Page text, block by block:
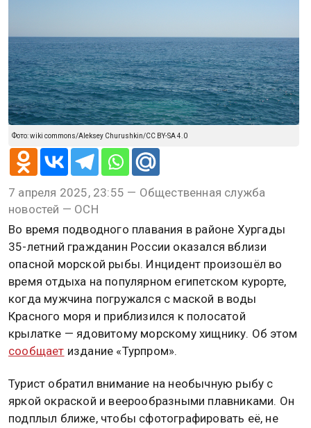
Фото: wiki commons/Aleksey Churushkin/CC BY-SA 4.0
7 апреля 2025, 23:55 — Общественная служба
новостей — ОСН
Во время подводного плавания в районе Хургады
35-летний гражданин России оказался вблизи
опасной морской рыбы. Инцидент произошёл во
время отдыха на популярном египетском курорте,
когда мужчина погружался с маской в воды
Красного моря и приблизился к полосатой
крылатке — ядовитому морскому хищнику. Об этом
сообщает издание «Турпром».
Турист обратил внимание на необычную рыбу с
яркой окраской и веерообразными плавниками. Он
подплыл ближе, чтобы сфотографировать её, не